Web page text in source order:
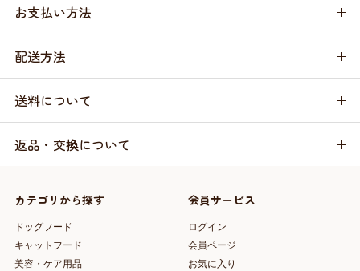
お支払い方法
配送方法
送料について
返品・交換について
カテゴリから探す
ドッグフード
キャットフード
美容・ケア用品
会員サービス
ログイン
会員ページ
お気に入り